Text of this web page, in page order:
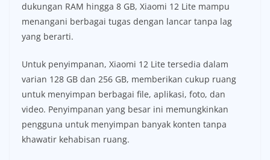
dukungan RAM hingga 8 GB, Xiaomi 12 Lite mampu
menangani berbagai tugas dengan lancar tanpa lag
yang berarti.
Untuk penyimpanan, Xiaomi 12 Lite tersedia dalam
varian 128 GB dan 256 GB, memberikan cukup ruang
untuk menyimpan berbagai file, aplikasi, foto, dan
video. Penyimpanan yang besar ini memungkinkan
pengguna untuk menyimpan banyak konten tanpa
khawatir kehabisan ruang.